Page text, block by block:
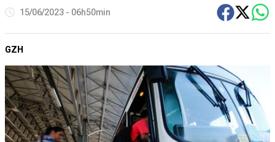
15/06/2023 - 06h50min
GZH